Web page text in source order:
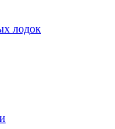
лодок